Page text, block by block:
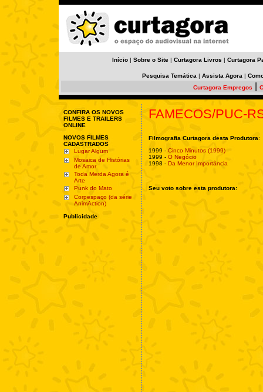
Início | Sobre o Site | Curtagora Livros | Curtagora
Pesquisa Temática | Assista Agora |
Curtagora Empregos
CONFIRA OS NOVOS
FILMES E TRAILERS
ONLINE
NOVOS FILMES
CADASTRADOS
Lugar Algum
Mosaica de Histórias
de Amor
Toda Merda Agora é
Arte
Punk do Mato
Corpespaço (da série
AnimAction)
Publicidade
FAMECOS/PUC-
Filmografia Curtagora desta Produtora:
1999 - Cinco Minutos (1999)
1999 - O Negócio
1998 - Da Menor Importância
Seu voto sobre esta produtora: